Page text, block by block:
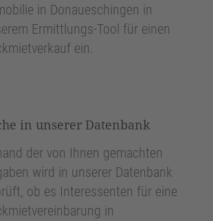
in Donaueschingen in
Ermittlungs-Tool für einen
ein.
in unserer Datenbank
der von Ihnen gemachten
wird in unserer Datenbank
ob es Interessenten für eine
in